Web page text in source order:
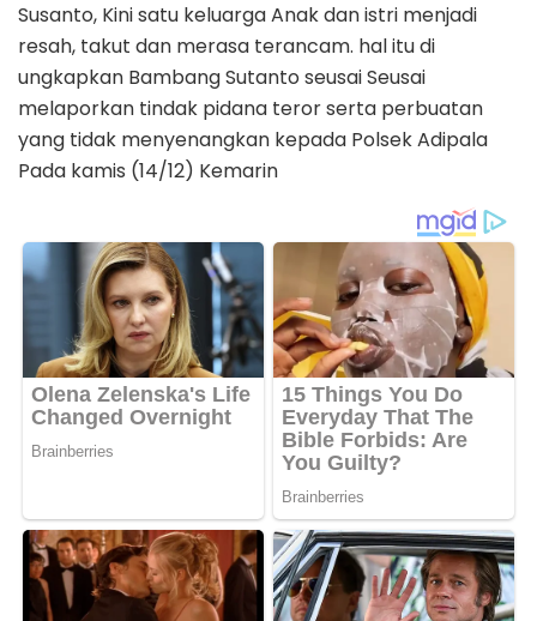
Susanto, Kini satu keluarga Anak dan istri menjadi
resah, takut dan merasa terancam. hal itu di
ungkapkan Bambang Sutanto seusai Seusai
melaporkan tindak pidana teror serta perbuatan
yang tidak menyenangkan kepada Polsek Adipala
Pada kamis (14/12) Kemarin